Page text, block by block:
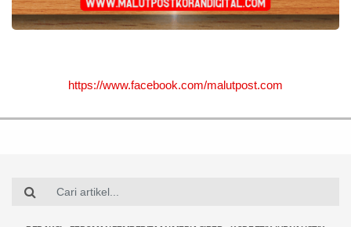
https://www.facebook.com/malutpost.com